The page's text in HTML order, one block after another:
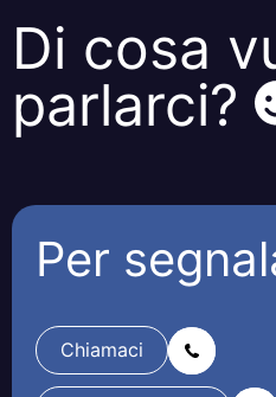
Di cosa
parlarci?
Per
Chiamaci